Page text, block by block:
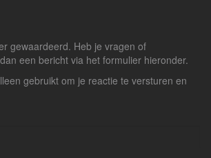
gewaardeerd. Heb je vragen of
een bericht via het formulier hieronder.
gebruikt om je reactie te versturen en